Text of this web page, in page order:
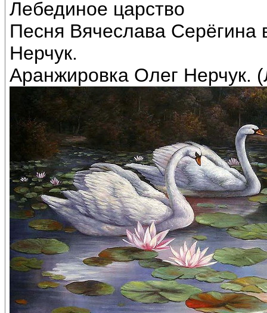
Лебединое царство
Песня Вячеслава
Нерчук.
Аранжировка Олег Нерчук.